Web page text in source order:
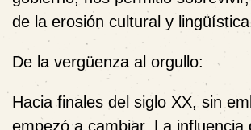
de la erosión cultural y
De la vergüenza al orgullo:
Hacia finales del siglo XX, sin
empezó a cambiar. La influencia